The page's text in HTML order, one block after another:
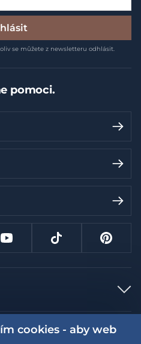
se můžete z newsletteru odhlásit.
pomoci.
cookies - aby web